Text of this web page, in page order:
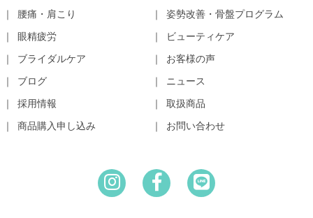
腰痛・肩こり 姿勢改善・骨盤プログラム
眼精疲労 ビューティケア
ブライダルケア お客様の声
ブログ ニュース
採用情報 取扱商品
商品購入申し込み お問い合わせ